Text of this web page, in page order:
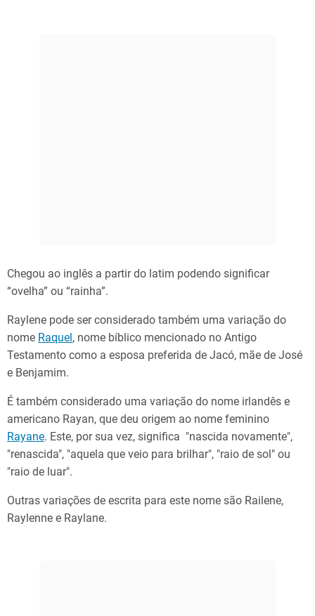
Chegou ao inglês a partir do latim podendo significar
“ovelha” ou “rainha”.
Raylene pode ser considerado também uma variação do
nome Raquel , nome bíblico mencionado no Antigo
Testamento como a esposa preferida de Jacó, mãe de José
e Benjamim.
É também considerado uma variação do nome irlandês e
americano Rayan, que deu origem ao nome feminino
Rayane. Este, por sua vez, significa "nascida novamente",
"renascida", "aquela que veio para brilhar", "raio de sol" ou
"raio de luar".
Outras variações de escrita para este nome são Railene,
Raylenne e Raylane.